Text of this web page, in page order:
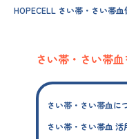
HOPECELL さい帯・さい帯血
さい帯・さい帯
さい帯・さい帯血に
さい帯・さい帯血 活